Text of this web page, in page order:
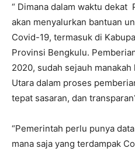
“ Dimana dalam waktu
akan menyalurkan bantuan
Covid-19, termasuk di
Provinsi Bengkulu.
2020, sudah sejauh
Utara dalam proses
tepat sasaran, dan
“Pemerintah perlu punya
mana saja yang terdampak